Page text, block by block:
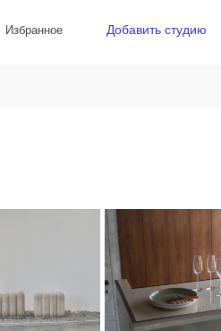
Добавить студию
Избранное